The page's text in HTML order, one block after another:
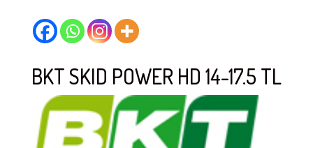
BKT SKID POWER HD 14-17.5 TL